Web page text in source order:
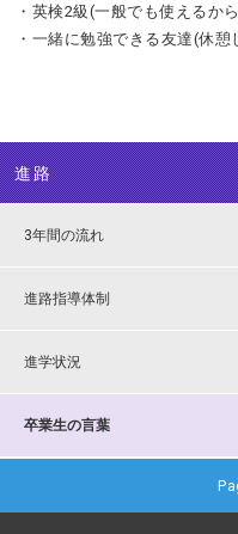
・英検2級(一般でも使えるか
・一緒に勉強できる友達(休
進路
3年間の流れ
進路指導体制
進学状況
卒業生の言葉